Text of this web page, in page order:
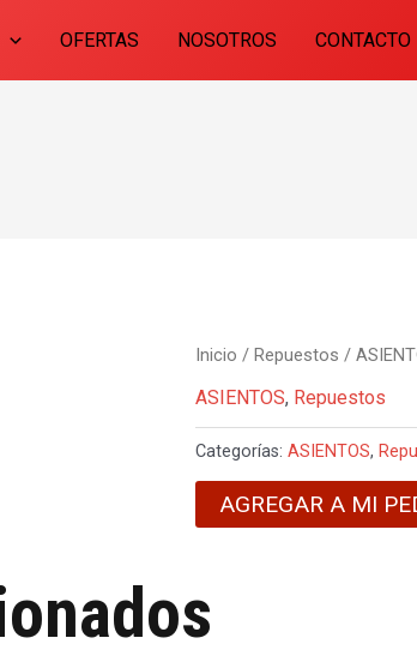
OFERTAS NOSOTROS CONTACTO
Inicio / Repuestos /
ASIENTOS, Repuestos
Categorías:ASIENTOS,
AGREGAR A MI